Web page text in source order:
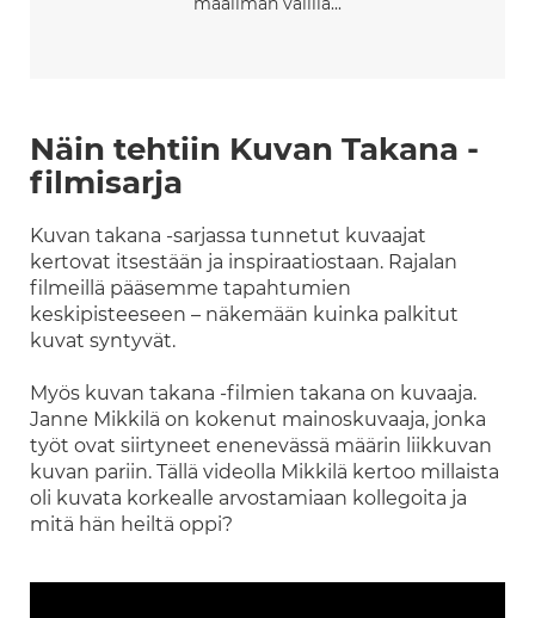
Näin tehtiin Kuvan Takana -
filmisarja
Kuvan takana -sarjassa tunnetut kuvaajat
kertovat itsestään ja inspiraatiostaan. Rajalan
filmeillä pääsemme tapahtumien
keskipisteeseen – näkemään kuinka palkitut
kuvat syntyvät.
Myös kuvan takana -filmien takana on kuvaaja.
Janne Mikkilä on kokenut mainoskuvaaja, jonka
työt ovat siirtyneet enenevässä määrin liikkuvan
kuvan pariin. Tällä videolla Mikkilä kertoo millaista
oli kuvata korkealle arvostamiaan kollegoita ja
mitä hän heiltä oppi?